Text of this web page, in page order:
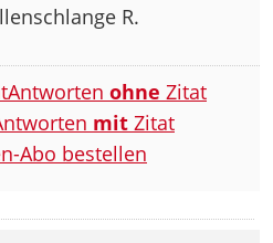
R.
Antworten ohne Zitat
mit Zitat
Abo bestellen